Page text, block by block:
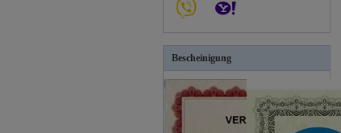
Bescheinigung